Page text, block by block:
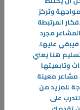
وتركز
المرتبطة
مجرد
فيبقي عليها.
هنا يعني
وتابعيتها
مشاعر معينة
للمزيد من
على